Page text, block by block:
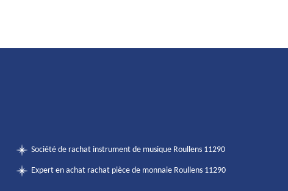
Société de rachat instrument de musique Roullens 11290
Expert en achat rachat pièce de monnaie Roullens 11290